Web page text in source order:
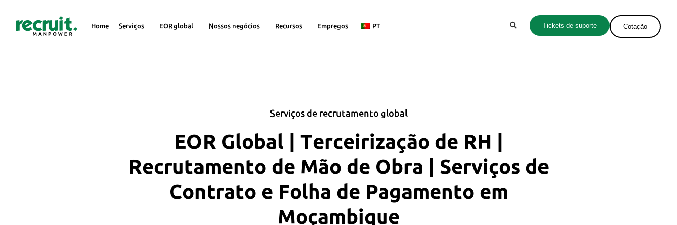
Home Serviços EOR global Nossos negócios Recursos Empregos PT Tickets de suporte Cotação
Serviços de recrutamento global
EOR Global | Terceirização de RH |
Recrutamento de Mão de Obra | Serviços de
Contrato e Folha de Pagamento em
Moçambique